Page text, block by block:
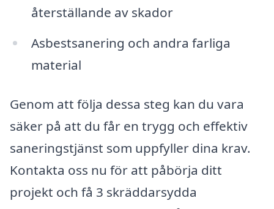
återställande av skador
Asbestsanering och andra farliga
material
Genom att följa dessa steg kan du vara
säker på att du får en trygg och effektiv
saneringstjänst som uppfyller dina krav.
Kontakta oss nu för att påbörja ditt
projekt och få 3 skräddarsydda